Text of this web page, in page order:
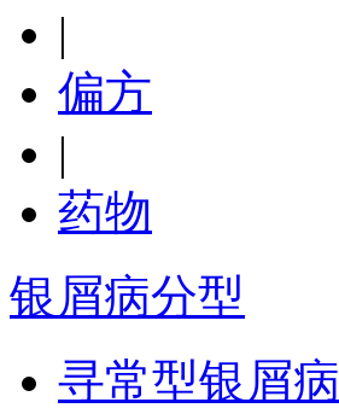
|
偏方
|
药物
银屑病分型
寻常型银屑病